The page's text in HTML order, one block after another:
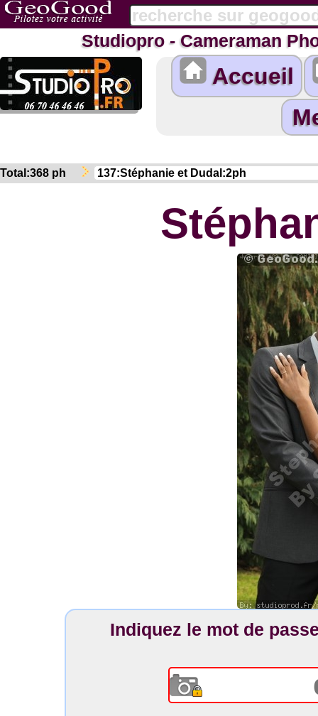
Studiopro - Cameraman
Accueil
Total:368 ph
Indiquez le mot de